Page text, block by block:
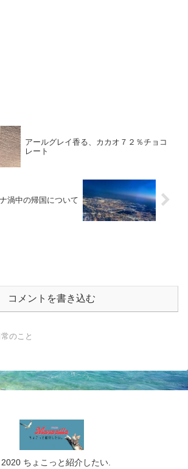
アールグレイ香る、カカオ７２％チョコ
レート
渦中の帰国について
コメントを書き込む
常のこと
ちょこっと紹介したい.